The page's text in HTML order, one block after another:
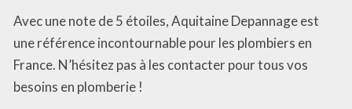
Avec une note de 5 étoiles, Aquitaine Depannage est
une référence incontournable pour les plombiers en
France. N’hésitez pas à les contacter pour tous vos
besoins en plomberie !